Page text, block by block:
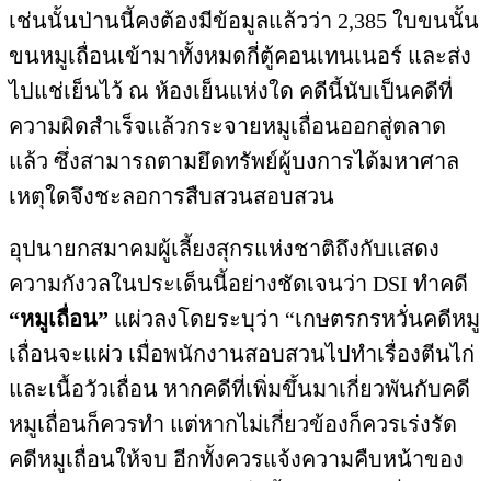
เช่นนั้นป่านนี้คงต้องมีข้อมูลแล้วว่า 2,385 ใบขนนั้น
ขนหมูเถื่อนเข้ามาทั้งหมดกี่ตู้คอนเทนเนอร์ และส่ง
ไปแช่เย็นไว้ ณ ห้องเย็นแห่งใด คดีนี้นับเป็นคดีที่
ความผิดสำเร็จแล้วกระจายหมูเถื่อนออกสู่ตลาด
แล้ว ซึ่งสามารถตามยึดทรัพย์ผู้บงการได้มหาศาล
เหตุใดจึงชะลอการสืบสวนสอบสวน
อุปนายกสมาคมผู้เลี้ยงสุกรแห่งชาติถึงกับแสดง
ความกังวลในประเด็นนี้อย่างชัดเจนว่า DSI ทำคดี
“หมูเถื่อน” แผ่วลงโดยระบุว่า “เกษตรกรหวั่นคดีหมู
เถื่อนจะแผ่ว เมื่อพนักงานสอบสวนไปทำเรื่องตีนไก่
และเนื้อวัวเถื่อน หากคดีที่เพิ่มขึ้นมาเกี่ยวพันกับคดี
หมูเถื่อนก็ควรทำ แต่หากไม่เกี่ยวข้องก็ควรเร่งรัด
คดีหมูเถื่อนให้จบ อีกทั้งควรแจ้งความคืบหน้าของ